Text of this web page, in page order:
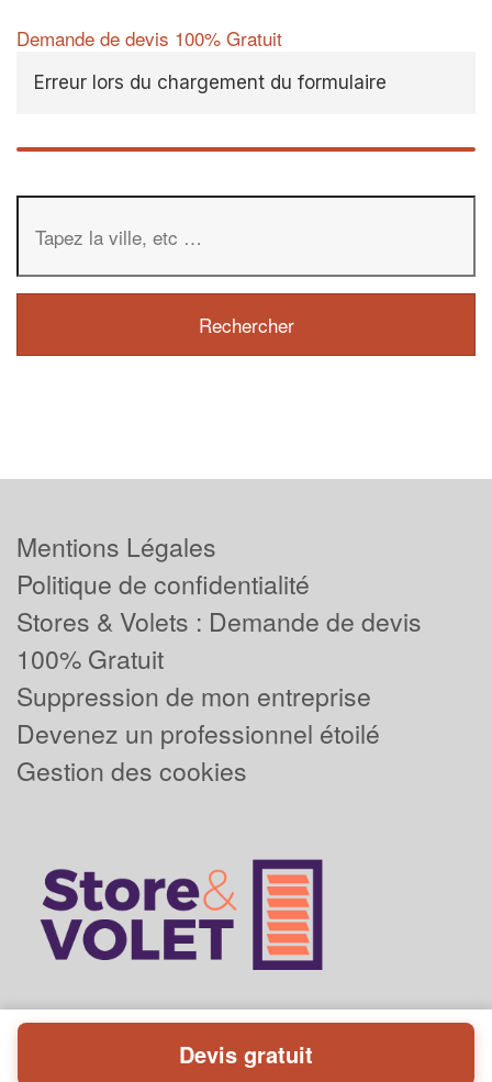
Demande de devis 100% Gratuit
Erreur lors du chargement du formulaire
Mentions Légales
Politique de confidentialité
Stores & Volets : Demande de devis
100% Gratuit
Suppression de mon entreprise
Devenez un professionnel étoilé
Gestion des cookies
Powered byPlus que pro
Devis gratuit